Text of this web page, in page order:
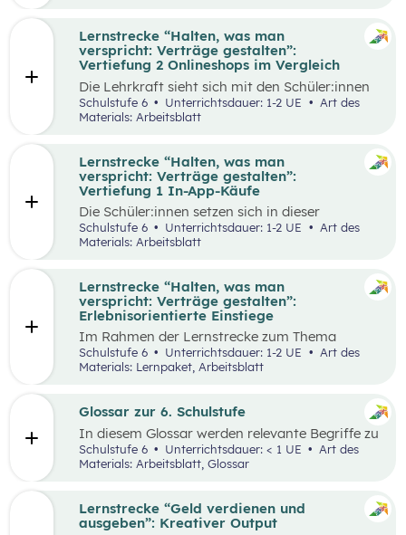
Lernstrecke “Halten, was man
verspricht: Verträge gestalten”:
Vertiefung 2 Onlineshops im Vergleich
Die Lehrkraft sieht sich mit den Schüler:innen
zum Einstieg einen Onlineshop eines bekannten
Online-Händlers an.
Schulstufe 6 Unterrichtsdauer: 1-2 UE
Materials: Arbeitsblatt
Lernstrecke “Halten, was man
verspricht: Verträge gestalten”:
Vertiefung 1 In-App-Käufe
Die Schüler:innen setzen sich in dieser
Alltagschallenge mit dem eigenen digitalen
Konsumverhalten auseinander.
Schulstufe 6 Unterrichtsdauer: 1-2 UE
Materials: Arbeitsblatt
Lernstrecke “Halten, was man
verspricht: Verträge gestalten”:
Erlebnisorientierte Einstiege
Im Rahmen der Lernstrecke zum Thema
“Halten, was man verspricht – Verträge
gestalten”, werden drei mögliche Einstiegsideen
Schulstufe 6 Unterrichtsdauer: 1-2 UE
Art des
Materials: Lernpaket, Arbeitsblatt
Glossar zur 6. Schulstufe
In diesem Glossar werden relevante Begriffe zu
den Lehrplanpunkten “Energie und Ressourcen”
sowie “Produktion und Konsum” erklärt.
Zusätzlich gibt es Arbeitsblätter zu
Schulstufe 6 Unterrichtsdauer: < 1 UE
Materials: Arbeitsblatt, Glossar
Lernstrecke “Geld verdienen und
ausgeben”: Kreativer Output